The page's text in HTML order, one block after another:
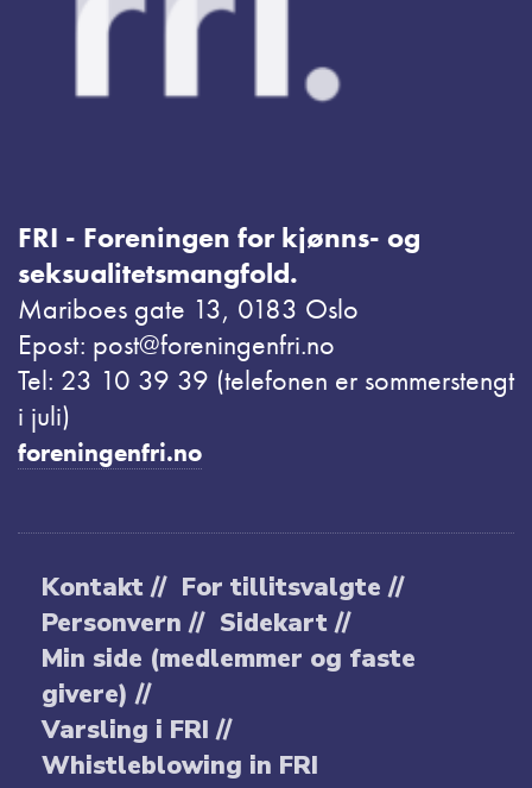
FRI - Foreningen for kjønns- og
seksualitetsmangfold.
Mariboes gate 13, 0183 Oslo
Epost: post@foreningenfri.no
Tel: 23 10 39 39 (telefonen er sommerstengt
i juli)
foreningenfri.no
Kontakt // For tillitsvalgte //
Personvern // Sidekart //
Min side (medlemmer og faste
givere) //
Varsling i FRI //
Whistleblowing in FRI